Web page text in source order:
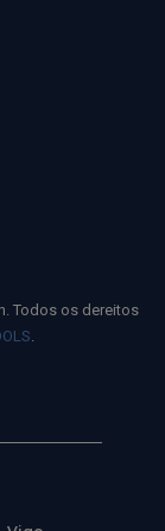
Todos os dereitos
.